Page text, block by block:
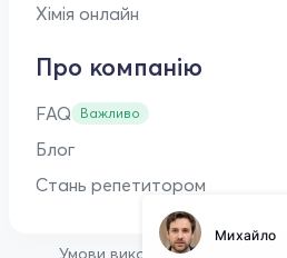
Хімія онлайн
Про компанію
FAQ Важливо
Блог
Стань репетитором
Умови використання